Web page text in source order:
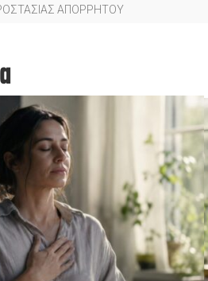
ΑΠΟΡΡΗΤΟΥ